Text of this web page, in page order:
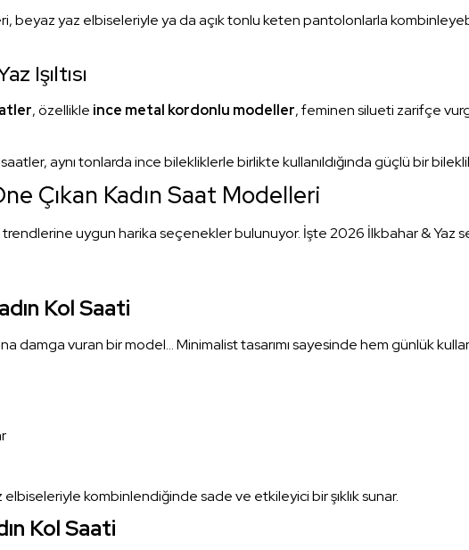
beyaz yaz elbiseleriyle ya da açık tonlu keten pantolonlarla
Işıltısı
, özellikle ince metal kordonlu modeller, feminen silueti zarifçe
aynı tonlarda ince bilekliklerle birlikte kullanıldığında güçlü bir
Çıkan Kadın Saat Modelleri
uygun harika seçenekler bulunuyor. İşte 2026 İlkbahar & Yaz
Kol Saati
damga vuran bir model… Minimalist tasarımı sayesinde hem günlük
elbiseleriyle kombinlendiğinde sade ve etkileyici bir şıklık sunar.
Kol Saati